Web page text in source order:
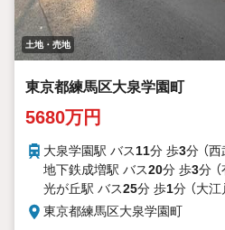
土地・売地
東京都練馬区大泉学園町
5680万円
大泉学園駅 バス11分 歩3分 （西
地下鉄成増駅 バス20分 歩3分
光が丘駅 バス25分 歩1分 （大江
東京都練馬区大泉学園町